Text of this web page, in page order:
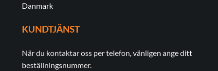
Danmark
KUNDTJÄNST
När du kontaktar oss per telefon, vänligen ange ditt
beställningsnummer.